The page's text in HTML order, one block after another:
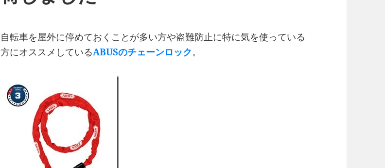
自転車を屋外に停めておくことが多い方や盗難防止に特に気を使っている
方にオススメしているABUSのチェーンロック。